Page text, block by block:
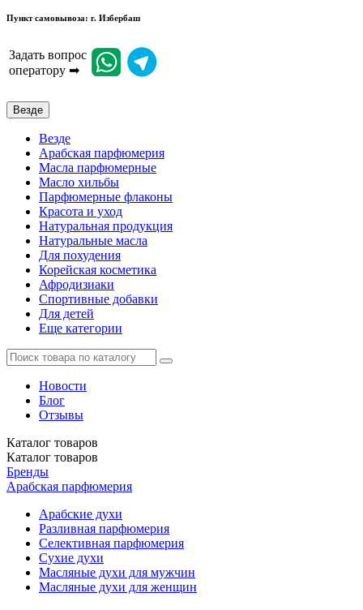
Пункт самовывоза: г. Избербаш
Задать вопрос
оператору ➡
Везде
Везде
Арабская парфюмерия
Масла парфюмерные
Масло хильбы
Парфюмерные флаконы
Красота и уход
Натуральная продукция
Натуральные масла
Для похудения
Корейская косметика
Афродизиаки
Спортивные добавки
Для детей
Еще категории
Новости
Блог
Отзывы
Каталог товаров
Каталог товаров
Бренды
Арабская парфюмерия
Арабские духи
Разливная парфюмерия
Селективная парфюмерия
Сухие духи
Масляные духи для мужчин
Масляные духи для женщин